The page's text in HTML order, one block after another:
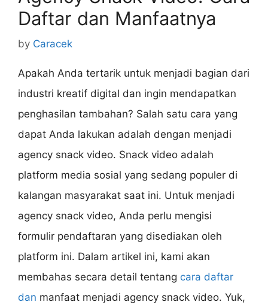
Daftar dan Manfaatnya
by Caracek
Apakah Anda tertarik untuk menjadi bagian dari
industri kreatif digital dan ingin mendapatkan
penghasilan tambahan? Salah satu cara yang
dapat Anda lakukan adalah dengan menjadi
agency snack video. Snack video adalah
platform media sosial yang sedang populer di
kalangan masyarakat saat ini. Untuk menjadi
agency snack video, Anda perlu mengisi
formulir pendaftaran yang disediakan oleh
platform ini. Dalam artikel ini, kami akan
membahas secara detail tentang cara daftar
dan manfaat menjadi agency snack video. Yuk,